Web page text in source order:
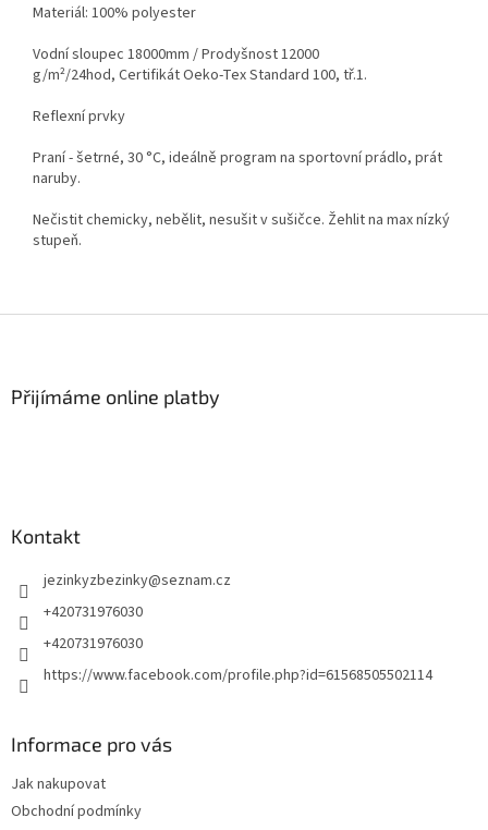
Materiál: 100% polyester
Vodní sloupec 18000mm / Prodyšnost 12000
g/m²/24hod, Certifikát Oeko-Tex Standard 100, tř.1.
Reflexní prvky
Praní - šetrné, 30 °C, ideálně program na sportovní prádlo, prát
naruby.
Nečistit chemicky, nebělit, nesušit v sušičce. Žehlit na max nízký
stupeň.
Přijímáme online platby
Kontakt
jezinkyzbezinky@seznam.cz
+420731976030
+420731976030
https://www.facebook.com/profile.php?id=61568505502114
Informace pro vás
Jak nakupovat
Obchodní podmínky